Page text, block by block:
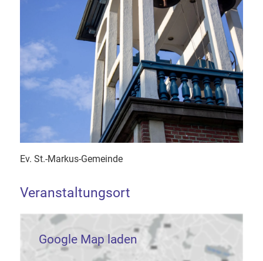
Ev. St.-Markus-Gemeinde
Veranstaltungsort
Google Map laden